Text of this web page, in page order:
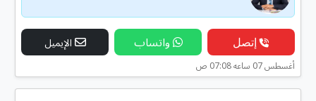
إتصل واتساب الإيميل
أغسطس 07 ساعه 07:08 ص